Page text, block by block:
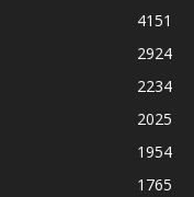
4151
2924
2234
2025
1954
1765